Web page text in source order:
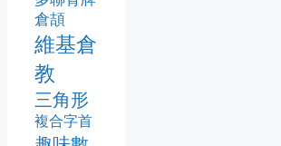
倉頡
維基倉
教
三角形
複合字首